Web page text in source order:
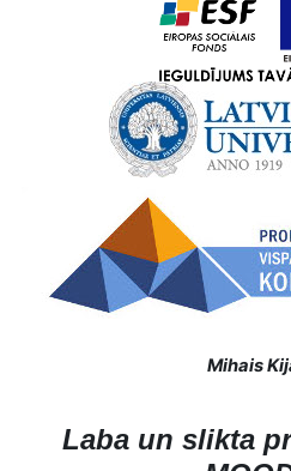
Mihais
Laba un slikta